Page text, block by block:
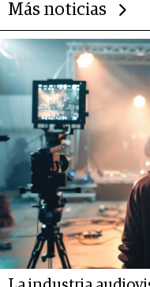
Más noticias